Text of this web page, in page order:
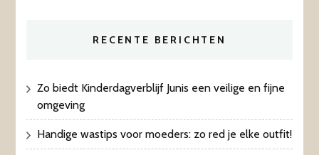
RECENTE BERICHTEN
Zo biedt Kinderdagverblijf Junis een veilige en fijne
omgeving
Handige wastips voor moeders: zo red je elke outfit!